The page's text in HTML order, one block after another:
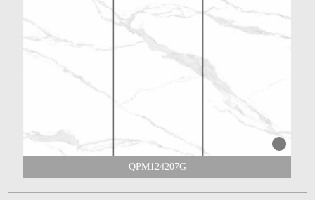
QPM124207G